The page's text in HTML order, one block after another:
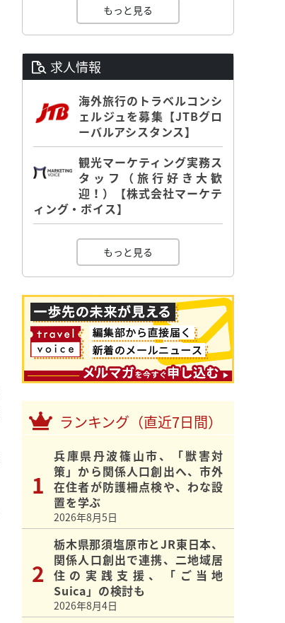
もっと見る
求人情報
海外旅行のトラベルコンシ
ェルジュを募集【JTBグロ
ーバルアシスタンス】
観光マーケティング実務ス
タッフ（旅行好き大歓
迎！）【株式会社マーケテ
ィング・ボイス】
もっと見る
ランキング（直近7日間）
兵庫県丹波篠山市、「獣害対
策」から関係人口創出へ、市外
在住者が防護柵点検や、わな設
置を学ぶ
2026年8月5日
栃木県那須塩原市とJR東日本、
関係人口創出で連携、二地域居
住の実践支援、「ご当地
Suica」の検討も
2026年8月4日